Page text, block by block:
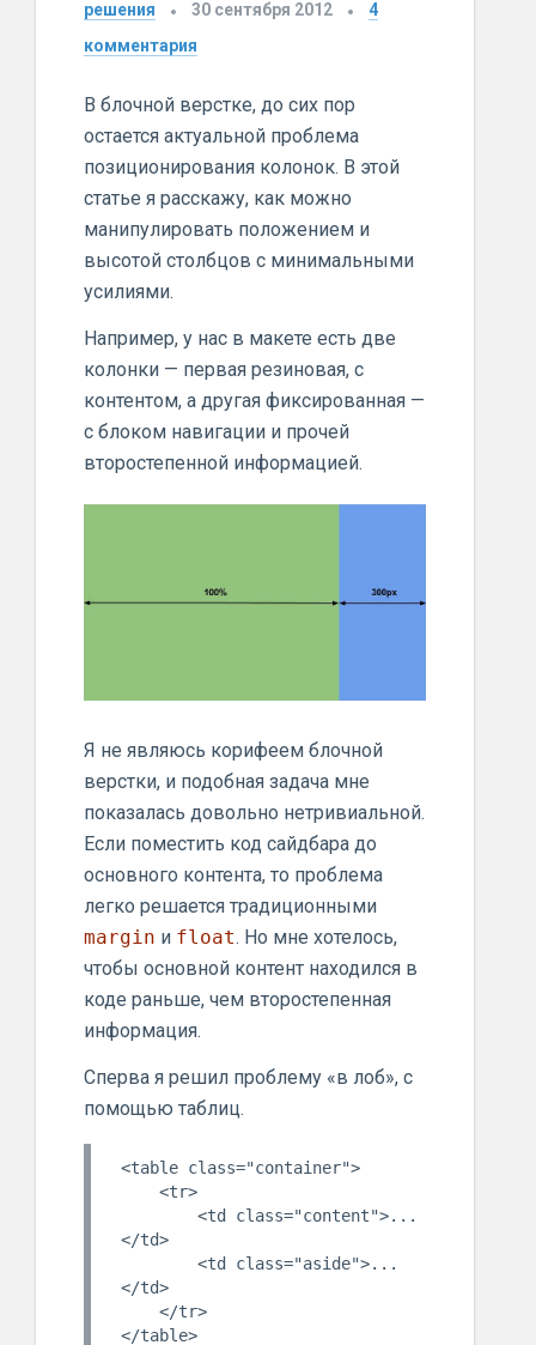
решения
30 сентября 2012
4
комментария
В блочной верстке, до сих пор
остается актуальной проблема
позиционирования колонок. В этой
статье я расскажу, как можно
манипулировать положением и
высотой столбцов с минимальными
усилиями.
Например, у нас в макете есть две
колонки — первая резиновая, с
контентом, а другая фиксированная —
с блоком навигации и прочей
второстепенной информацией.
Я не являюсь корифеем блочной
верстки, и подобная задача мне
показалась довольно нетривиальной.
Если поместить код сайдбара до
основного контента, то проблема
легко решается традиционными
margin и float. Но мне хотелось,
чтобы основной контент находился в
коде раньше, чем второстепенная
информация.
Сперва я решил проблему «в лоб», с
помощью таблиц.
<table class="container">
</td>
</td>